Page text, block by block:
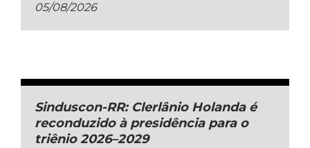
05/08/2026
Sinduscon-RR: Clerlânio Holanda é
reconduzido à presidência para o
triênio 2026–2029